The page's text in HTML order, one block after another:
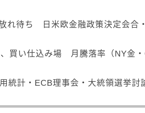
れ待ち 日米欧金融政策決定会合
買い仕込み場 月騰落率（NY金
統計・ECB理事会・大統領選挙討